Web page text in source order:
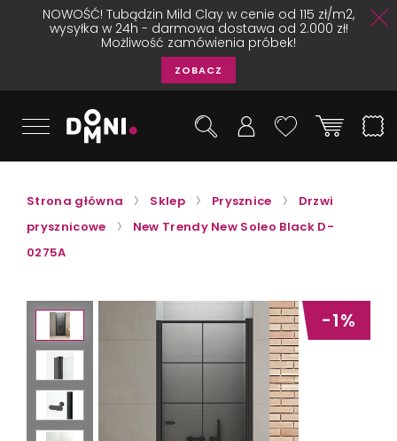
NOWOŚĆ! Tubądzin Mild Clay w cenie od 115 zł/m2,
wysyłka w 24h - darmowa dostawa od 2.000 zł!
Możliwość zamówienia próbek!
ZOBACZ
Strona główna Sklep Prysznice
Drzwi
prysznicowe
New Trendy New Soleo Black D-
0275A
-1%